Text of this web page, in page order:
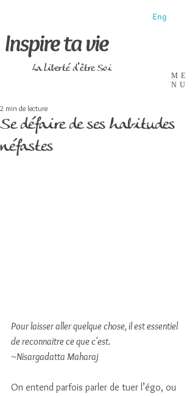
Inspire ta vie
La liberté d'être Soi
ME
NU
Eng
Se défaire de ses habitudes
néfastes
2 min de lecture
Pour laisser aller quelque chose, il est essentiel
de reconnaitre ce que c'est.
~Nisargadatta Maharaj
On entend parfois parler de tuer l’égo, ou